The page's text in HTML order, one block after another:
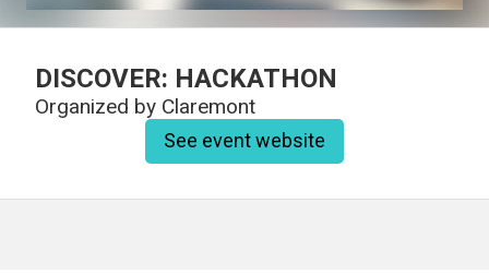
DISCOVER: HACKATHON
Organized by Claremont
See event website